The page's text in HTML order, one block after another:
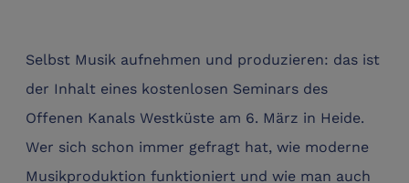
Selbst Musik aufnehmen und produzieren: das ist
der Inhalt eines kostenlosen Seminars des
Offenen Kanals Westküste am 6. März in Heide.
Wer sich schon immer gefragt hat, wie moderne
Musikproduktion funktioniert und wie man auch